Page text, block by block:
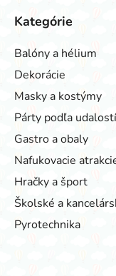
Kategórie
Balóny a hélium
Dekorácie
Masky a kostýmy
Párty podľa udalostí
Gastro a obaly
Nafukovacie
Hračky a šport
Školské a
Pyrotechnika